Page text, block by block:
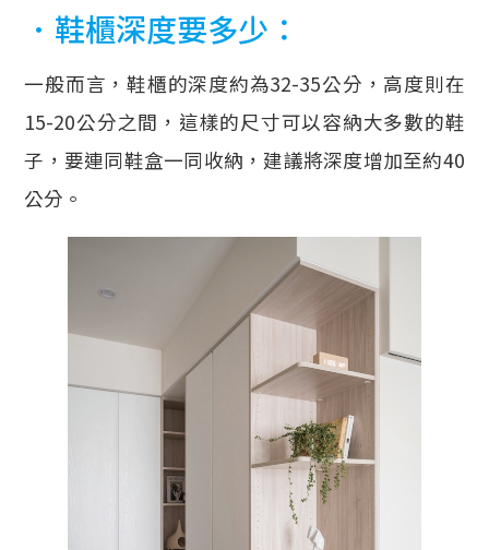
．鞋櫃深度要多少：
一般而言，鞋櫃的深度約為32-35公分，高度則在
15-20公分之間，這樣的尺寸可以容納大多數的鞋
子，要連同鞋盒一同收納，建議將深度增加至約40
公分。​